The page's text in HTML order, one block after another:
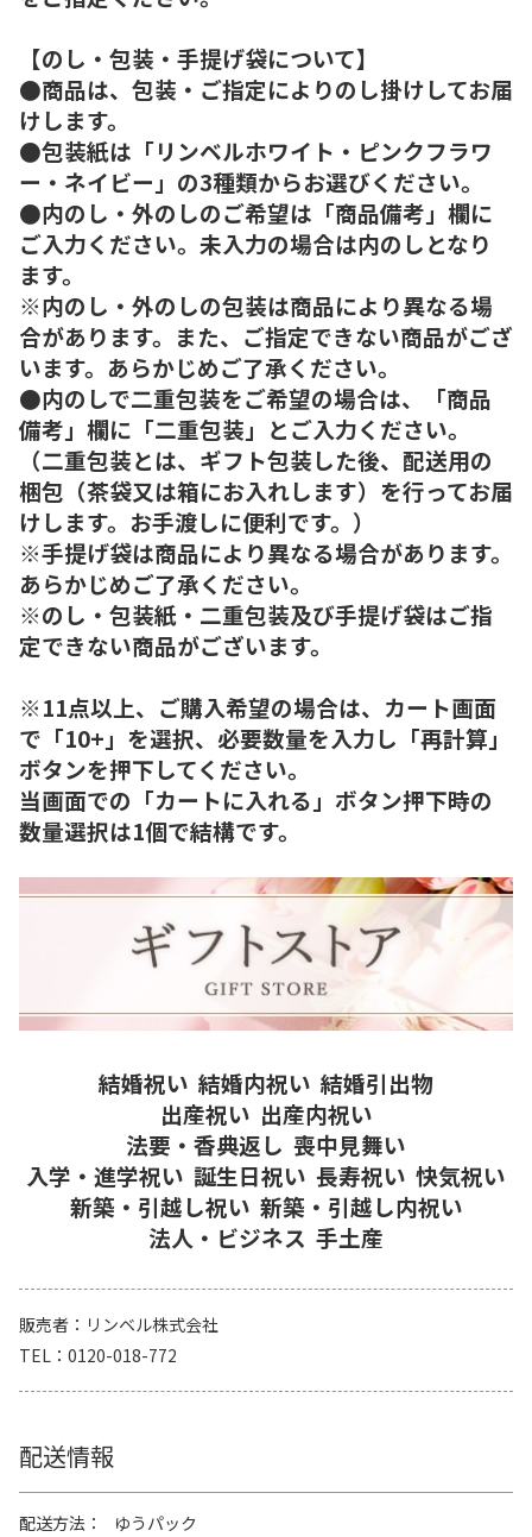
【のし・包装・手提げ袋について】
●商品は、包装・ご指定によりのし掛けしてお届
けします。
●包装紙は「リンベルホワイト・ピンクフラワ
ー・ネイビー」の3種類からお選びください。
●内のし・外のしのご希望は「商品備考」欄に
ご入力ください。未入力の場合は内のしとなり
ます。
※内のし・外のしの包装は商品により異なる場
合があります。また、ご指定できない商品がござ
います。あらかじめご了承ください。
●内のしで二重包装をご希望の場合は、「商品
備考」欄に「二重包装」とご入力ください。
（二重包装とは、ギフト包装した後、配送用の
梱包（茶袋又は箱にお入れします）を行ってお届
けします。お手渡しに便利です。）
※手提げ袋は商品により異なる場合があります。
あらかじめご了承ください。
※のし・包装紙・二重包装及び手提げ袋はご指
定できない商品がございます。
※11点以上、ご購入希望の場合は、カート画面
で「10+」を選択、必要数量を入力し「再計算」
ボタンを押下してください。
当画面での「カートに入れる」ボタン押下時の
数量選択は1個で結構です。
結婚祝い 結婚内祝い 結婚引出物
出産祝い 出産内祝い
法要・香典返し 喪中見舞い
入学・進学祝い 誕生日祝い 長寿祝い 快気祝い
新築・引越し祝い 新築・引越し内祝い
法人・ビジネス 手土産
販売者
リンベル株式会社
TEL
0120-018-772
配送情報
配送方法
ゆうパック